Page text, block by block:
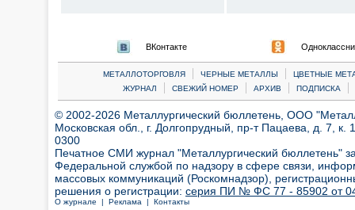
ВКонтакте
МЕТАЛЛОТОРГОВЛЯ | ЧЕРНЫЕ МЕТАЛЛЫ |
ЦВЕТНЫЕ
ЖУРНАЛ
| СВЕЖИЙ НОМЕР | АРХИВ | ПОДПИСКА |
© 2002-2026 Металлургический бюллетень, ООО
Московская обл., г. Долгопрудный, пр-т Пацаева, д. 7,
0300
Печатное СМИ журнал "Металлургический бюллетень"
Федеральной службой по надзору в сфере связи,
массовых коммуникаций (Роскомнадзор),
решения о регистрации: серия ПИ № ФС 77 - 85902 от 04
О журнале | Реклама | Контакты